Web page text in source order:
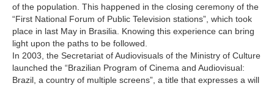
of the population. This happened in the closing ceremony of the
“First National Forum of Public Television stations”, which took
place in last May in Brasilia. Knowing this experience can bring
light upon the paths to be followed.
In 2003, the Secretariat of Audiovisuals of the Ministry of Culture
launched the “Brazilian Program of Cinema and Audiovisual:
Brazil, a country of multiple screens”, a title that expresses a will